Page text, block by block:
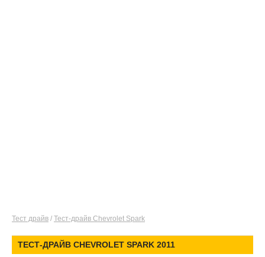
Тест драйв / Тест-драйв Chevrolet Spark
ТЕСТ-ДРАЙВ CHEVROLET SPARK 2011